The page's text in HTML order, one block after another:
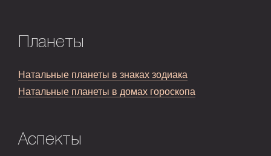
Планеты
Натальные планеты в знаках зодиака
Натальные планеты в домах гороскопа
Аспекты